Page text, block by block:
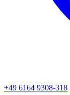
+49 6164 9308-318